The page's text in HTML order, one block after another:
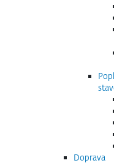
Doprava